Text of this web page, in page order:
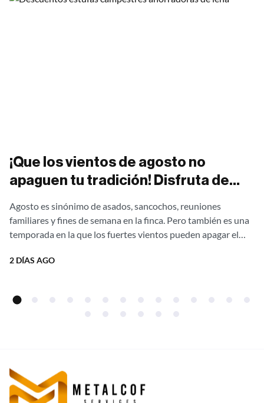
¡Que los vientos de agosto no
apaguen tu tradición! Disfruta de
humo con nuestras estufas
campestres Ergonatura. ¡Aprovecha
el 20% de descuento directo de
Agosto es sinónimo de asados, sancochos, reuniones
familiares y fines de semana en la finca. Pero también es una
temporada en la que los fuertes vientos pueden apagar el
2 DÍAS AGO